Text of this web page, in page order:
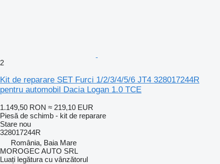
2
Kit de reparare SET Furci 1/2/3/4/5/6 JT4 328017244R
pentru automobil Dacia Logan 1.0 TCE
1.149,50 RON ≈ 219,10 EUR
Piesă de schimb - kit de reparare
Stare nou
328017244R
România, Baia Mare
MOROGEC AUTO SRL
Luați legătura cu vânzătorul